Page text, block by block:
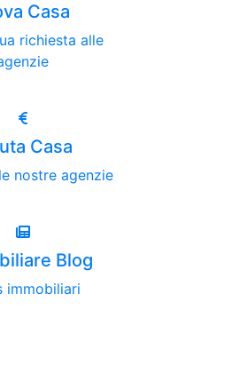
Casa
richiesta alle
Casa
nostre agenzie
Blog
immobiliari